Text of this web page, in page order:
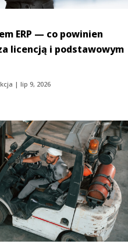
ERP — co powinien
licencją i podstawowym
|lip 9, 2026